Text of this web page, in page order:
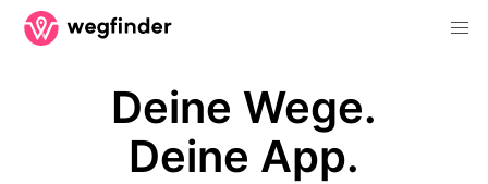
Deine Wege.
Deine App.